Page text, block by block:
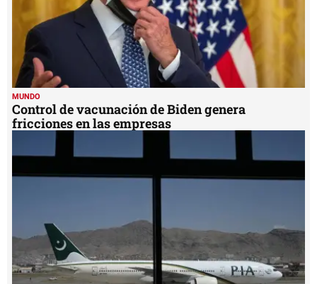
MUNDO
Control de vacunación de Biden genera
fricciones en las empresas